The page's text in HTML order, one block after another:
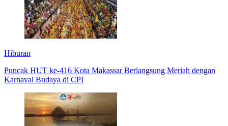
Hiburan
Puncak HUT ke-416 Kota Makassar Berlangsung Meriah dengan
Karnaval Budaya di CPI